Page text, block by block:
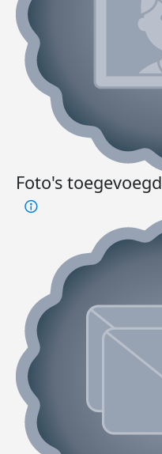
Foto's toegevoegd